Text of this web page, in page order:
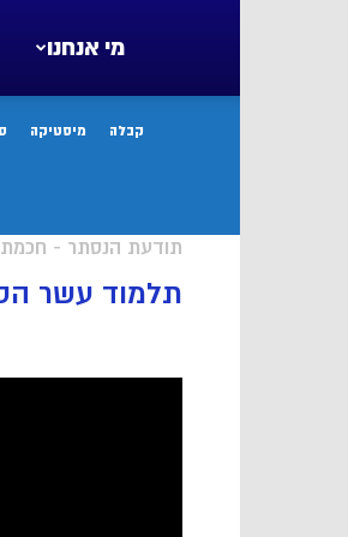
מי אנחנו
קבלה מיסטיקה
תודעת הנסתר -
תלמוד עשר